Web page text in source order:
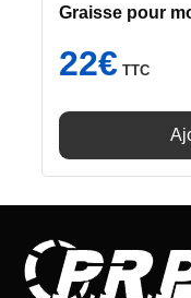
Graisse pour
22€ TTC